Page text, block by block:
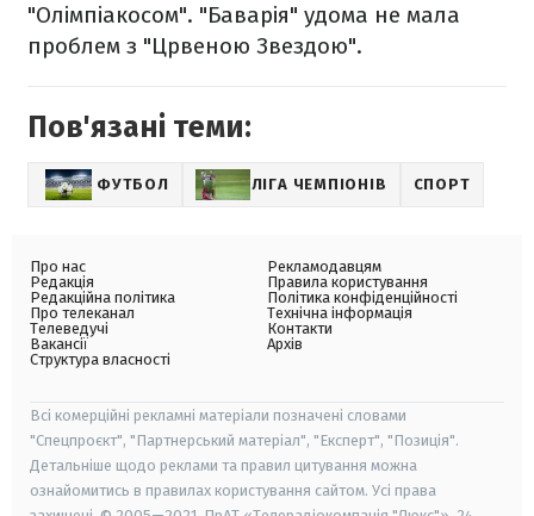
"Олімпіакосом". "Баварія" удома не мала
проблем з "Црвеною Звездою".
Пов'язані теми:
ФУТБОЛ ЛІГА ЧЕМПІОНІВ СПОРТ
Про нас
Редакція
Редакційна політика
Про телеканал
Телеведучі
Вакансії
Структура власності
Рекламодавцям
Правила користування
Політика конфіденційності
Технічна інформація
Контакти
Архів
Всі комерційні рекламні матеріали позначені словами
"Спецпроєкт", "Партнерський матеріал", "Експерт", "Позиція".
Детальніше щодо реклами та правил цитування можна
ознайомитись в правилах користування сайтом. Усі права